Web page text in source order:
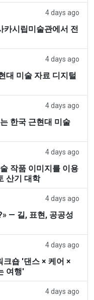
4 days ago
시립미술관에서 전
4 days ago
대 미술 자료 디지털
4 days ago
한국 근현대 미술
4 days ago
작품 이미지를 이용
산기 대학
4 days ago
— 길, 표현, 공공성
4 days ago
크숍 '댄스 × 케어 ×
여행'
4 days ago